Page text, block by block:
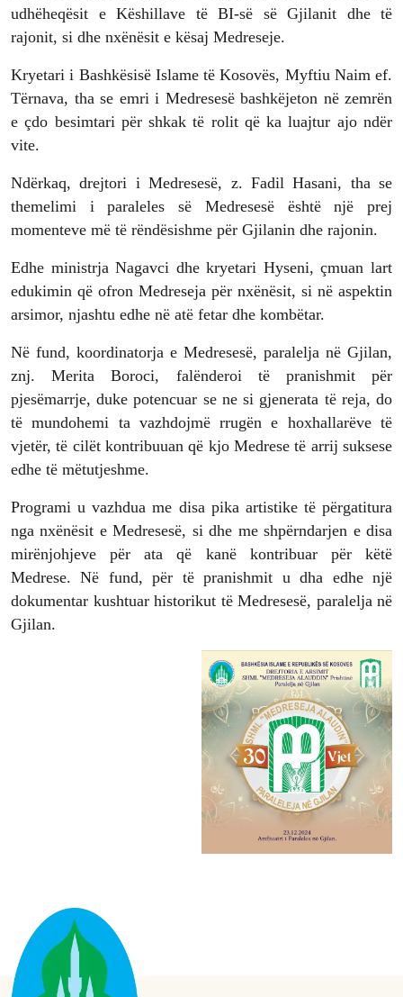
udhëheqësit e Këshillave të BI-së së Gjilanit dhe të
rajonit, si dhe nxënësit e kësaj Medreseje.
Kryetari i Bashkësisë Islame të Kosovës, Myftiu Naim ef.
Tërnava, tha se emri i Medresesë bashkëjeton në zemrën
e çdo besimtari për shkak të rolit që ka luajtur ajo ndër
vite.
Ndërkaq, drejtori i Medresesë, z. Fadil Hasani, tha se
themelimi i paraleles së Medresesë është një prej
momenteve më të rëndësishme për Gjilanin dhe rajonin.
Edhe ministrja Nagavci dhe kryetari Hyseni, çmuan lart
edukimin që ofron Medreseja për nxënësit, si në aspektin
arsimor, njashtu edhe në atë fetar dhe kombëtar.
Në fund, koordinatorja e Medresesë, paralelja në Gjilan,
znj. Merita Boroci, falënderoi të pranishmit për
pjesëmarrje, duke potencuar se ne si gjenerata të reja, do
të mundohemi ta vazhdojmë rrugën e hoxhallarëve të
vjetër, të cilët kontribuuan që kjo Medrese të arrij suksese
edhe të mëtutjeshme.
Programi u vazhdua me disa pika artistike të përgatitura
nga nxënësit e Medresesë, si dhe me shpërndarjen e disa
mirënjohjeve për ata që kanë kontribuar për këtë
Medrese. Në fund, për të pranishmit u dha edhe një
dokumentar kushtuar historikut të Medresesë, paralelja në
Gjilan.